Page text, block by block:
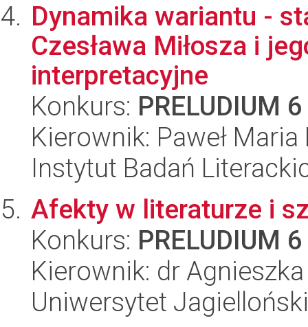
Dynamika wariantu -
Czesława Miłosza i
interpretacyjne
Konkurs: PRELUDIUM 6
Kierownik: Paweł Maria
Instytut Badań
Afekty w literaturze i
Konkurs: PRELUDIUM 6
Kierownik: dr
Uniwersytet